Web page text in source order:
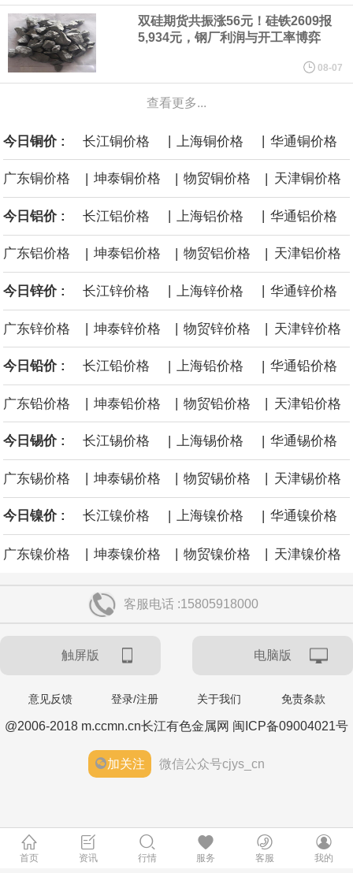
进一步扩大全年营运成果。
美国国会预算办公室（CBO）于当地时间5日发布报告称，美国海军
计划建造的15艘核动力“特朗普级”（Trump-class）战列舰，从研发
到采购的总费用可能高达2750亿美元，为美国有史以来最昂贵的水
面战舰项目之一。 根据CBO的初步估算，首舰造价约234亿美元，
后续14艘平均每艘约180亿美元。
黄金价格有望录得自今年1月以来最大单周涨幅。油价走弱为金价提
供支撑，同时投资者正等待美国非农就业数据，以寻找美国利率前
景的线索。StoneX高级分析师马特·辛普森表示，中东和平前景改善
海力士：龙仁工厂将生产高带宽内存（HBM）及其他下一代动态随
机存取存储器（DRAM）。
双硅期货共振涨56元！硅铁2609报
5,934元，钢厂利润与开工率博弈
08-07
查看更多...
今日铜价 : 长江铜价格 | 上海铜价格 | 华通铜价格
广东铜价格 | 坤泰铜价格 | 物贸铜价格 | 天津铜价格
今日铝价 : 长江铝价格 上海铝价格 华通铝价格
广东铝价格 | 坤泰铝价格 | 物贸铝价格 | 天津铝价格
今日锌价 : 长江锌价格 上海锌价格 华通锌价格
广东锌价格 | 坤泰锌价格 | 物贸锌价格 | 天津锌价格
今日铅价 : 长江铅价格 | 上海铅价格 | 华通铅价格
广东铅价格 坤泰铅价格 物贸铅价格 天津铅价格
今日锡价 : 长江锡价格 | 上海锡价格 | 华通锡价格
广东锡价格 坤泰锡价格 物贸锡价格 天津锡价格
今日镍价 : 长江镍价格 | 上海镍价格 | 华通镍价格
广东镍价格 | 坤泰镍价格 | 物贸镍价格 | 天津镍价格
客服电话 :15805918000
触屏版 电脑版
意见反馈 登录/注册 关于我们 免责条款
@2006-2018 m.ccmn.cn长江有色金属网 闽ICP备09004021号
加关注 微信公众号cjys_cn
首页 资讯 行情 服务 客服 我的